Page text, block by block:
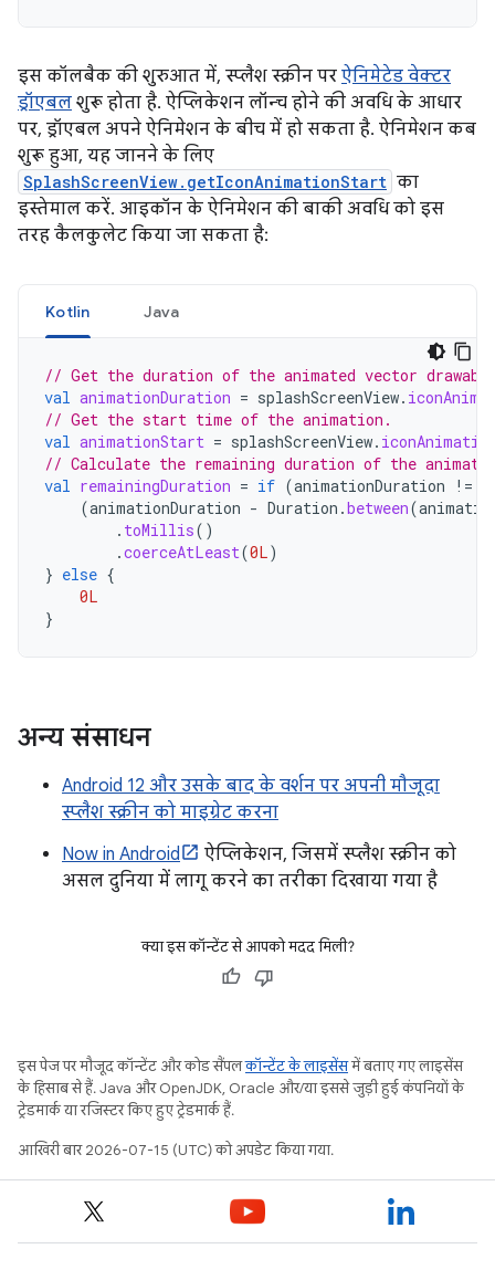
इस कॉलबैक की शुरुआत में, स्प्लैश स्क्रीन पर ऐनिमेटेड वेक्टर
ड्रॉएबल शुरू होता है. ऐप्लिकेशन लॉन्च होने की अवधि के आधार
पर, ड्रॉएबल अपने ऐनिमेशन के बीच में हो सकता है. ऐनिमेशन कब
शुरू हुआ, यह जानने के लिए
SplashScreenView.getIconAnimationStart का
इस्तेमाल करें. आइकॉन के ऐनिमेशन की बाकी अवधि को इस
तरह कैलकुलेट किया जा सकता है:
Kotlin Java
// Get the duration of the animated vector
val animationDuration = splashScreenView.
// Get the start time of the animation.
val animationStart = splashScreenView.
// Calculate the remaining duration of the
val remainingDuration = if (animationDuration !=
(animationDuration - Duration .between(
. toMillis()
.coerceAtLeast(0L)
} else {
0L
}
अन्य संसाधन
Android 12 और उसके बाद के वर्शन पर अपनी मौजूदा
स्प्लैश स्क्रीन को माइग्रेट करना
Now in Android
ऐप्लिकेशन, जिसमें स्प्लैश स्क्रीन को
असल दुनिया में लागू करने का तरीका दिखाया गया है
क्या इस कॉन्टेंट से आपको मदद मिली?
इस पेज पर मौजूद कॉन्टेंट और कोड सैंपलकॉन्टेंट के लाइसेंसमें बताए गए लाइसेंस
के हिसाब से हैं. Java और OpenJDK, Oracle और/या इससे जुड़ी हुई कंपनियों के
ट्रेडमार्क या रजिस्टर किए हुए ट्रेडमार्क हैं.
आखिरी बार 2026-07-15 (UTC) को अपडेट किया गया.